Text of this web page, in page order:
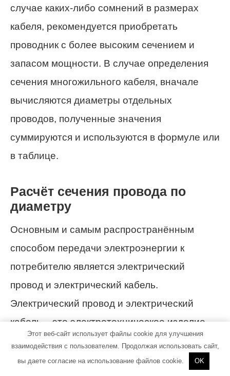
случае каких-либо сомнений в размерах
кабеля, рекомендуется приобретать
проводник с более высоким сечением и
запасом мощности. В случае определения
сечения многожильного кабеля, вначале
вычисляются диаметры отдельных
проводов, полученные значения
суммируются и используются в формуле или
в таблице.
Расчёт сечения провода по
диаметру
Основным и самым распространённым
способом передачи электроэнергии к
потребителю является электрический
провод и электрический кабель.
Электрический провод и электрический
кабель – это электротехническое изделие,
состоящее из металлической
токопроводящей жилы или нескольких жил.
Этот веб-сайт использует файлы cookie для улучшения
взаимодействия с пользователем. Продолжая использовать сайт,
вы даете согласие на использование файлов cookie.
OK